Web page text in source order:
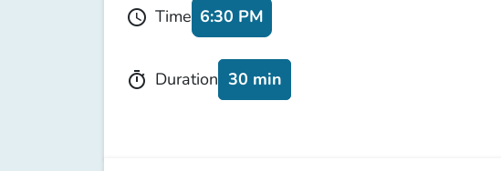
schedule Time 6:30 PM
timer Duration 30 min